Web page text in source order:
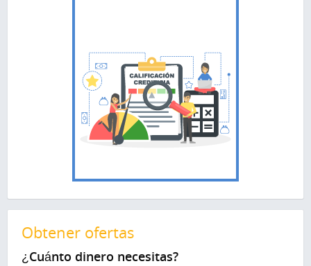
Obtener ofertas
¿Cuánto dinero necesitas?